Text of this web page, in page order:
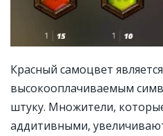
Красный самоцвет
высокооплачиваемым
штуку. Множители,
аддитивными,